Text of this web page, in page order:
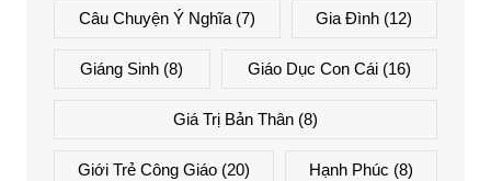
Câu Chuyện Ý Nghĩa(7) Gia Đình (12)
Giáng Sinh (8) Giáo Dục Con Cái(16)
Giá Trị Bản Thân(8)
Giới Trẻ Công Giáo(20) Hạnh Phúc (8)